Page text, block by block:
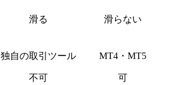
滑る 滑らない
独自の取引ツール MT4・MT5
不可
可